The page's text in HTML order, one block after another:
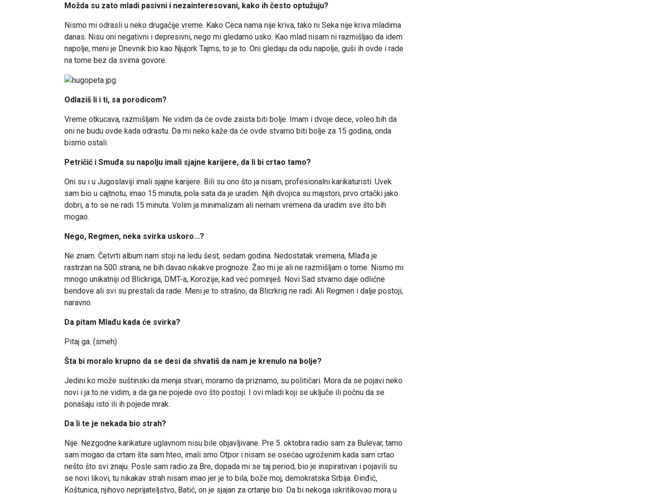
Možda su zato mladi pasivni i nezainteresovani, kako ih često optužuju?
Nismo mi odrasli u neko drugačije vreme. Kako Ceca nama nije kriva, tako ni Seka nije kriva mladima
danas. Nisu oni negativni i depresivni, nego mi gledamo usko. Kao mlad nisam ni razmišljao da idem
napolje, meni je Dnevnik bio kao Njujork Tajms, to je to. Oni gledaju da odu napolje, guši ih ovde i rade
na tome bez da svima govore.
Odlaziš li i ti, sa porodicom?
Vreme otkucava, razmišljam. Ne vidim da će ovde zaista biti bolje. Imam i dvoje dece, voleo bih da
oni ne budu ovde kada odrastu. Da mi neko kaže da će ovde stvarno biti bolje za 15 godina, onda
bismo ostali.
Petričić i Smuđa su napolju imali sjajne karijere, da li bi crtao tamo?
Oni su i u Jugoslaviji imali sjajne karijere. Bili su ono što ja nisam, profesionalni karikaturisti. Uvek
sam bio u cajtnotu, imao 15 minuta, pola sata da je uradim. Njih dvojica su majstori, prvo crtački jako
dobri, a to se ne radi 15 minuta. Volim ja minimalizam ali nemam vremena da uradim sve što bih
mogao.
Nego, Regmen, neka svirka uskoro...?
Ne znam. Četvrti album nam stoji na ledu šest, sedam godina. Nedostatak vremena, Mlađa je
rastrzan na 500 strana, ne bih davao nikakve prognoze. Žao mi je ali ne razmišljam o tome. Nismo mi
mnogo unikatniji od Blickriga, DMT-a, Korozije, kad već pominješ. Novi Sad stvarno daje odlične
bendove ali svi su prestali da rade. Meni je to strašno, da Blicrkrig ne radi. Ali Regmen i dalje postoji,
naravno.
Da pitam Mlađu kada će svirka?
Pitaj ga. (smeh)
Šta bi moralo krupno da se desi da shvatiš da nam je krenulo na bolje?
Jedini ko može suštinski da menja stvari, moramo da priznamo, su političari. Mora da se pojavi neko
novi i ja to ne vidim, a da ga ne pojede ovo što postoji. I ovi mladi koji se uključe ili počnu da se
ponašaju isto ili ih pojede mrak.
Da li te je nekada bio strah?
Nije. Nezgodne karikature uglavnom nisu bile objavljivane. Pre 5. oktobra radio sam za Bulevar, tamo
sam mogao da crtam šta sam hteo, imali smo Otpor i nisam se osećao ugroženim kada sam crtao
nešto što svi znaju. Posle sam radio za Bre, dopada mi se taj period, bio je inspirativan i pojavili su
se novi likovi, tu nikakav strah nisam imao jer je to bila, bože moj, demokratska Srbija. Đinđić,
Koštunica, njihovo neprijateljstvo, Batić, on je sjajan za crtanje bio. Da bi nekoga iskritikovao mora u